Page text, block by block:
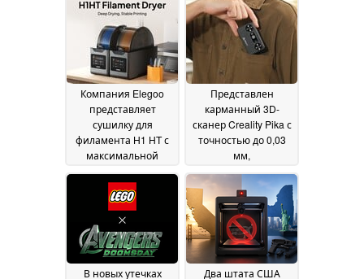
Компания Elegoo
представляет
сушилку для
филамента H1 HT с
максимальной
температурой сушки
до 85 °C24 July 2026
Представлен
карманный 3D-
сканер Creality Pika с
точностью до 0,03
мм,
поддерживающий
сканирование без
маркеров23 July 2026
В новых утечках
Два штата США